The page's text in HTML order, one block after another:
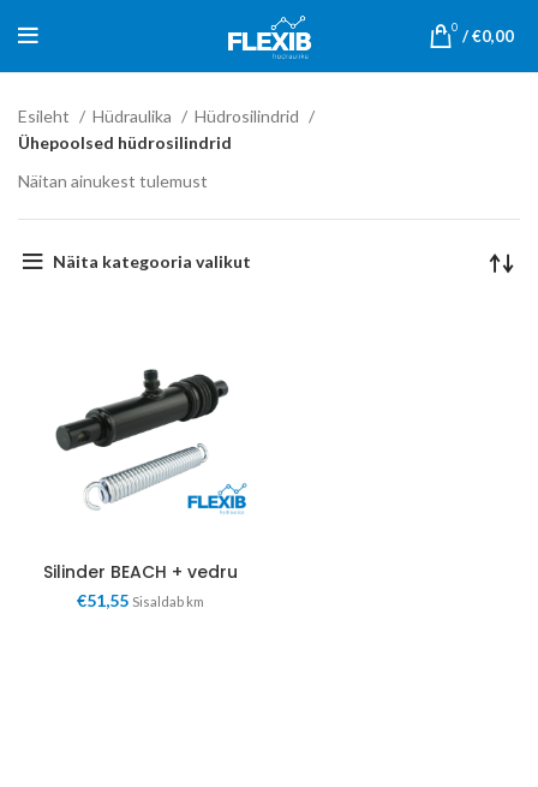
0 /€0,00
Esileht Hüdraulika
Hüdrosilindrid
Ühepoolsed hüdrosilindrid
Näitan ainukest tulemust
Näita kategooria valikut
Silinder BEACH + vedru
€51,55 Sisaldab km